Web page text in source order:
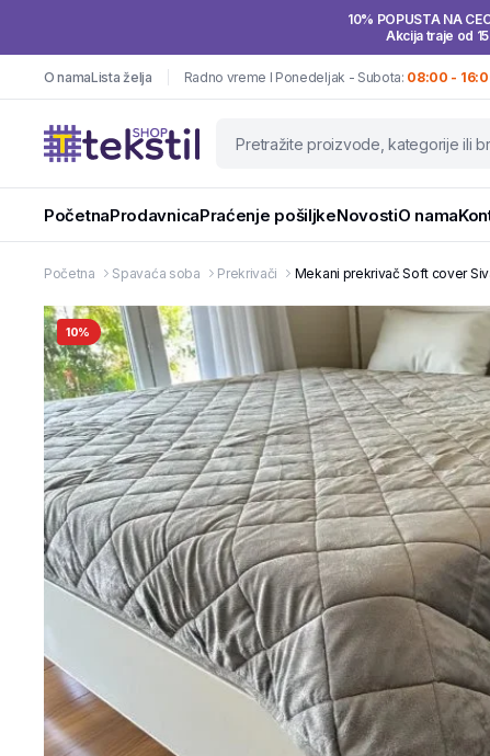
10% POPUSTA NA
Akcija traje od
O namaLista želja Radno vreme I Ponedeljak - Subota: 08:00 -
PočetnaProdavnicaPraćenje pošiljkeNovostiO nama
Početna Spavaća soba Prekrivači Mekani prekrivač Soft cover
10%